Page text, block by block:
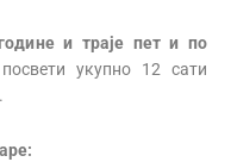
и траје пет и по
укупно 12 сати